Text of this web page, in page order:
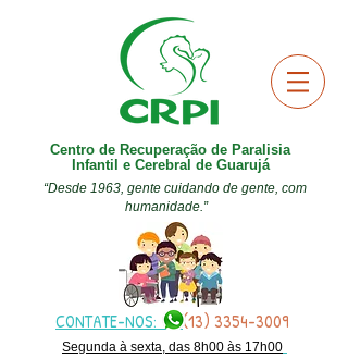
Centro de Recuperação de Paralisia
Infantil e Cerebral de Guarujá
“Desde 1963, gente cuidando de gente, com
humanidade.”
CONTATE-NOS:(13) 3354-3009
Segunda à sexta, das 8h00 às 17h00